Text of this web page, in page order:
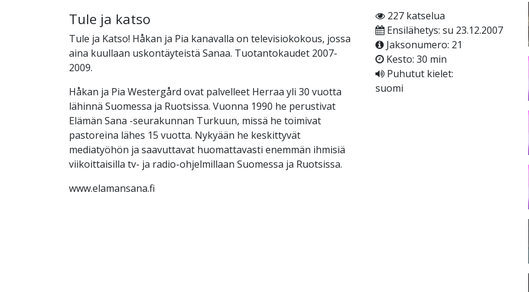
Tule ja katso
Tule ja Katso! Håkan ja Pia kanavalla on televisiokokous, jossa
aina kuullaan uskontäyteistä Sanaa. Tuotantokaudet 2007-
2009.
Håkan ja Pia Westergård ovat palvelleet Herraa yli 30 vuotta
lähinnä Suomessa ja Ruotsissa. Vuonna 1990 he perustivat
Elämän Sana -seurakunnan Turkuun, missä he toimivat
pastoreina lähes 15 vuotta. Nykyään he keskittyvät
mediatyöhön ja saavuttavat huomattavasti enemmän ihmisiä
viikoittaisilla tv- ja radio-ohjelmillaan Suomessa ja Ruotsissa.
www.elamansana.fi
227 katselua
Ensilähetys: su 23.12.2007
Jaksonumero: 21
Kesto: 30 min
Puhutut kielet:
suomi